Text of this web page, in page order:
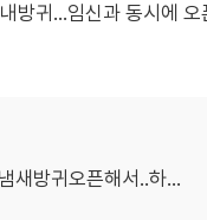
방귀...임신과 동시에
새방귀오픈해서..하...